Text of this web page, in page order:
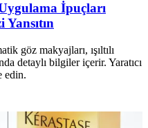
İpuçları
göz makyajları, ışıltılı
detaylı bilgiler içerir. Yaratıcı
edin.